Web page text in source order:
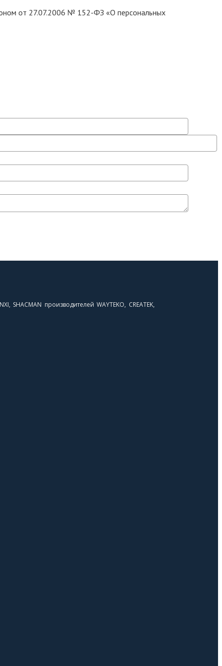
от 27.07.2006 № 152-ФЗ «О персональных
производителей WAYTEKO, CREATEK,